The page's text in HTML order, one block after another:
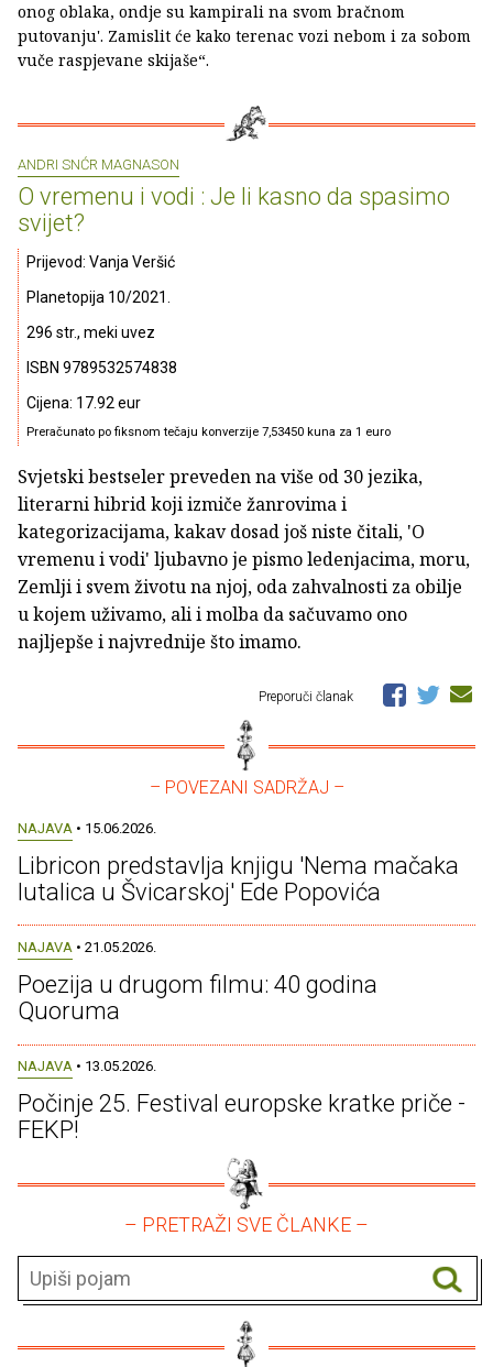
onog oblaka, ondje su kampirali na svom bračnom
putovanju'. Zamislit će kako terenac vozi nebom i za sobom
vuče raspjevane skijaše“.
ANDRI SNĆR MAGNASON
O vremenu i vodi : Je li kasno da spasimo
svijet?
Prijevod: Vanja Veršić
Planetopija 10/2021.
296 str., meki uvez
ISBN 9789532574838
Cijena: 17.92 eur
Preračunato po fiksnom tečaju konverzije 7,53450 kuna za 1 euro
Svjetski bestseler preveden na više od 30 jezika,
literarni hibrid koji izmiče žanrovima i
kategorizacijama, kakav dosad još niste čitali, 'O
vremenu i vodi' ljubavno je pismo ledenjacima, moru,
Zemlji i svem životu na njoj, oda zahvalnosti za obilje
u kojem uživamo, ali i molba da sačuvamo ono
najljepše i najvrednije što imamo.
Preporuči članak
– POVEZANI SADRŽAJ –
NAJAVA • 15.06.2026.
Libricon predstavlja knjigu 'Nema mačaka
lutalica u Švicarskoj' Ede Popovića
NAJAVA • 21.05.2026.
Poezija u drugom filmu: 40 godina
Quoruma
NAJAVA • 13.05.2026.
Počinje 25. Festival europske kratke priče -
FEKP!
– PRETRAŽI SVE ČLANKE –